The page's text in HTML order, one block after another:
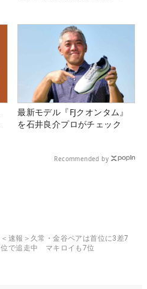
最新モデル『FJクオンタム』
を石井良介プロがチェック
Recommended by
＜速報＞久常・金谷ペアは首位に3差7
位で追走中 マキロイも7位